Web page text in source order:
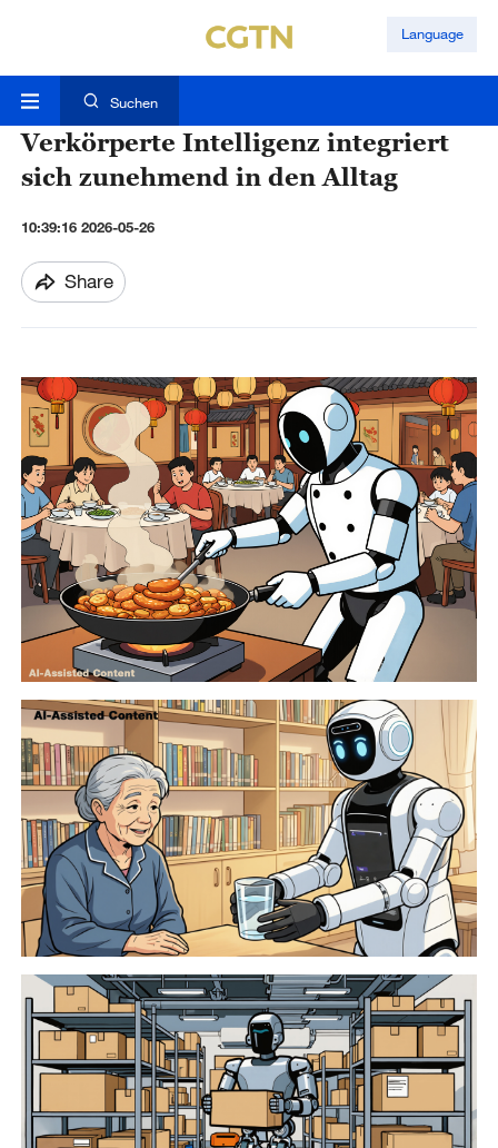
Language
Suchen
Verkörperte Intelligenz integriert
sich zunehmend in den Alltag
10:39:16 2026-05-26
Share